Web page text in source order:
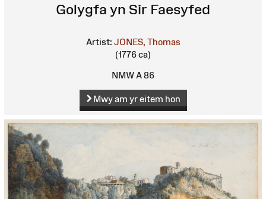
Golygfa yn Sir Faesyfed
Artist: JONES, Thomas
(1776 ca)
NMW A 86
Mwy am yr eitem hon